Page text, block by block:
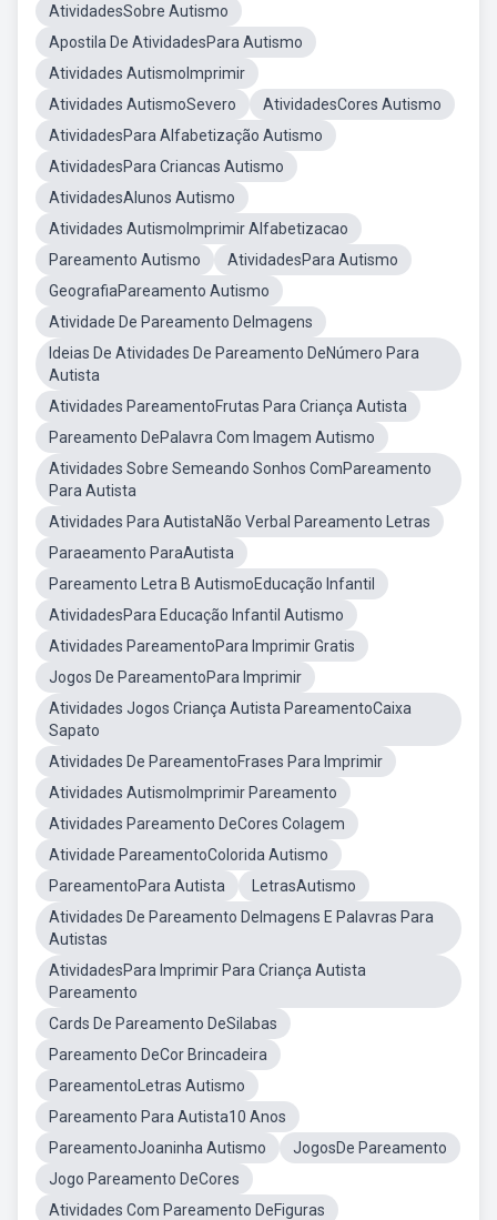
AtividadesSobre Autismo
Apostila De AtividadesPara Autismo
Atividades AutismoImprimir
Atividades AutismoSevero
AtividadesCores Autismo
AtividadesPara Alfabetização Autismo
AtividadesPara Criancas Autismo
AtividadesAlunos Autismo
Atividades AutismoImprimir Alfabetizacao
Pareamento Autismo
AtividadesPara Autismo
GeografiaPareamento Autismo
Atividade De Pareamento DeImagens
Ideias De Atividades De Pareamento DeNúmero Para
Autista
Atividades PareamentoFrutas Para Criança Autista
Pareamento DePalavra Com Imagem Autismo
Atividades Sobre Semeando Sonhos ComPareamento
Para Autista
Atividades Para AutistaNão Verbal Pareamento Letras
Paraeamento ParaAutista
Pareamento Letra B AutismoEducação Infantil
AtividadesPara Educação Infantil Autismo
Atividades PareamentoPara Imprimir Gratis
Jogos De PareamentoPara Imprimir
Atividades Jogos Criança Autista PareamentoCaixa
Sapato
Atividades De PareamentoFrases Para Imprimir
Atividades AutismoImprimir Pareamento
Atividades Pareamento DeCores Colagem
Atividade PareamentoColorida Autismo
PareamentoPara Autista
LetrasAutismo
Atividades De Pareamento DeImagens E Palavras Para
Autistas
AtividadesPara Imprimir Para Criança Autista
Pareamento
Cards De Pareamento DeSilabas
Pareamento DeCor Brincadeira
PareamentoLetras Autismo
Pareamento Para Autista10 Anos
PareamentoJoaninha Autismo
JogosDe Pareamento
Jogo Pareamento DeCores
Atividades Com Pareamento DeFiguras